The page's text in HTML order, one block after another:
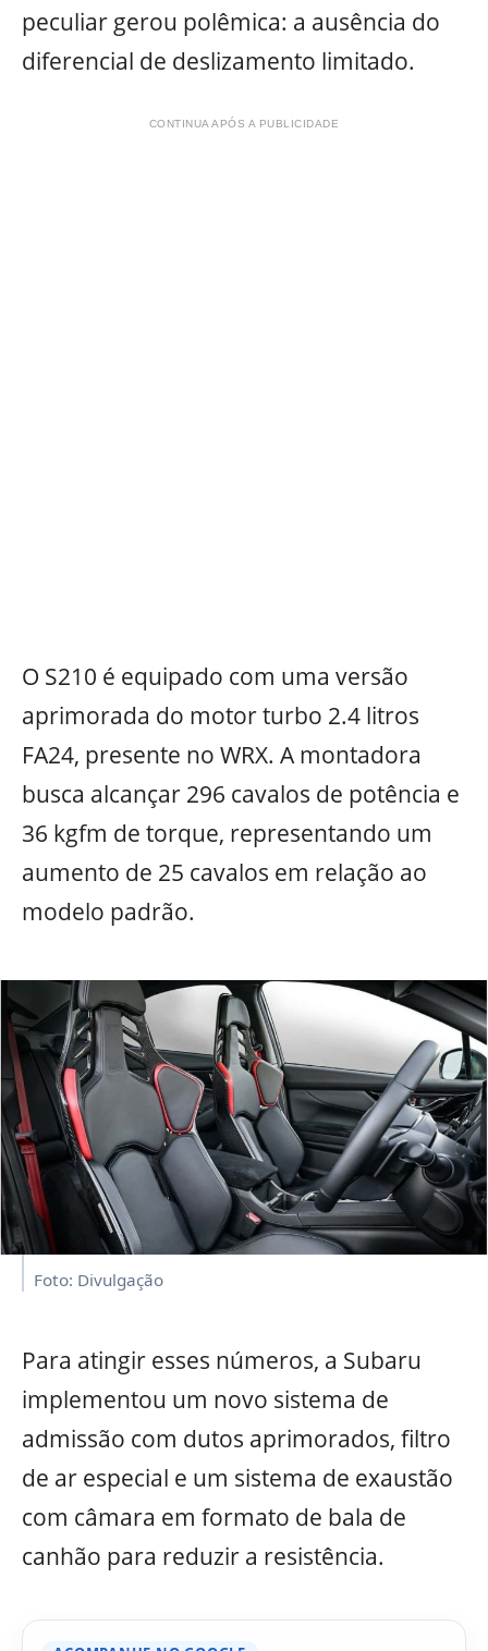
peculiar gerou polêmica: a ausência do
diferencial de deslizamento limitado.
CONTINUA APÓS A PUBLICIDADE
O S210 é equipado com uma versão
aprimorada do motor turbo 2.4 litros
FA24, presente no WRX. A montadora
busca alcançar 296 cavalos de potência e
36 kgfm de torque, representando um
aumento de 25 cavalos em relação ao
modelo padrão.
Foto: Divulgação
Para atingir esses números, a Subaru
implementou um novo sistema de
admissão com dutos aprimorados, filtro
de ar especial e um sistema de exaustão
com câmara em formato de bala de
canhão para reduzir a resistência.